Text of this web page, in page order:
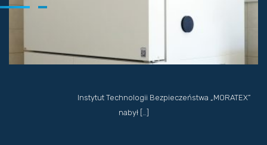
Instytut Technologii Bezpieczeństwa „MORATEX”
nabył […]